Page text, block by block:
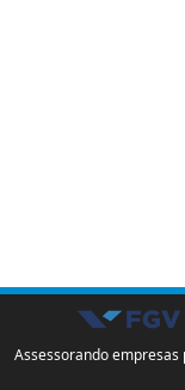
Assessorando empresas